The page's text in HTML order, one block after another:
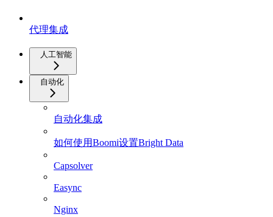
代理集成
人工智能
自动化
自动化集成
如何使用Boomi设置Bright Data
Capsolver
Easync
Nginx